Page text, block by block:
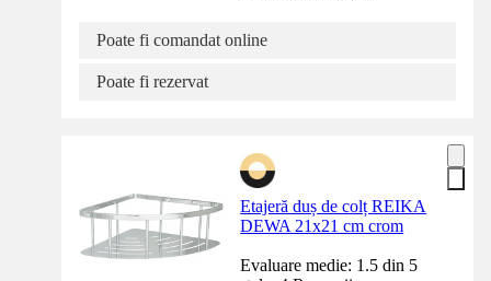
Poate fi comandat online
Poate fi rezervat
Etajeră duș de colț REIKA
DEWA 21x21 cm crom
Evaluare medie: 1.5 din 5